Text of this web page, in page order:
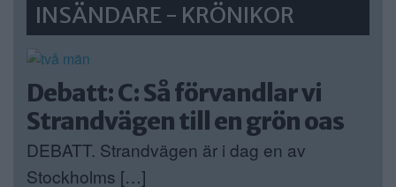
INSÄNDARE - KRÖNIKOR
Debatt: C: Så förvandlar vi
Strandvägen till en grön oas
DEBATT. Strandvägen är i dag en av
Stockholms […]